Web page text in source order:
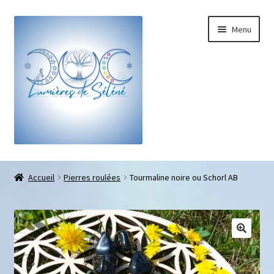
Menu
Boutique
Galets pouce anti-stress
Pendentifs sifflet et fioles
Accueil Pierres roulées Tourmaline noire ou Schorl AB